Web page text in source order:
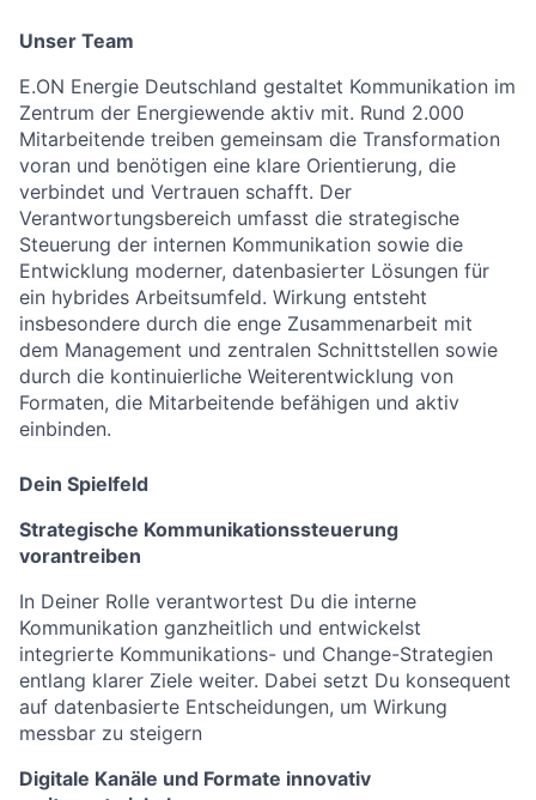
Unser Team
E.ON Energie Deutschland gestaltet Kommunikation im
Zentrum der Energiewende aktiv mit. Rund 2.000
Mitarbeitende treiben gemeinsam die Transformation
voran und benötigen eine klare Orientierung, die
verbindet und Vertrauen schafft. Der
Verantwortungsbereich umfasst die strategische
Steuerung der internen Kommunikation sowie die
Entwicklung moderner, datenbasierter Lösungen für
ein hybrides Arbeitsumfeld. Wirkung entsteht
insbesondere durch die enge Zusammenarbeit mit
dem Management und zentralen Schnittstellen sowie
durch die kontinuierliche Weiterentwicklung von
Formaten, die Mitarbeitende befähigen und aktiv
einbinden.
Dein Spielfeld
Strategische Kommunikationssteuerung
vorantreiben
In Deiner Rolle verantwortest Du die interne
Kommunikation ganzheitlich und entwickelst
integrierte Kommunikations- und Change-Strategien
entlang klarer Ziele weiter. Dabei setzt Du konsequent
auf datenbasierte Entscheidungen, um Wirkung
messbar zu steigern
Digitale Kanäle und Formate innovativ